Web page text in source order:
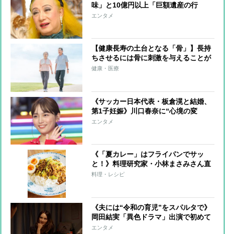
味」と10億円以上「巨額遺産の行
方」 つきっきりで私生活をサポート
エンタメ
【健康長寿の土台となる「骨」】長持
ちさせるには骨に刺激を与えることが
重要「その場飛びのジャンプ」や「15
健康・医療
《サッカー日本代表・板倉滉と結婚、
第1子妊娠》川口春奈に“心境の変
化”をもたらした主演映画『ママせ
エンタメ
《「夏カレー」はフライパンでサッ
と！》料理研究家・小林まさみさん直
伝レシピ
料理・レシピ
《夫には“令和の育児”をスパルタで》
岡田結実「異色ドラマ」出演で初めて
明かした「育児の哲学」【インタビュ
エンタメ